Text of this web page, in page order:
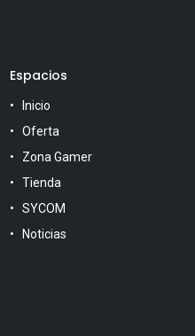
Espacios
Inicio
Oferta
Zona Gamer
Tienda
SYCOM
Noticias